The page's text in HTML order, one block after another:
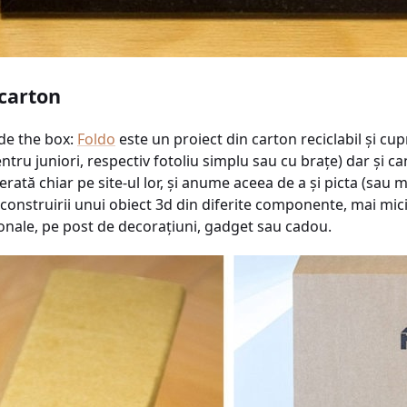
the box: Foldo este un proiect din carton reciclabil şi
juniori, respectiv fotoliu simplu sau cu braţe) dar şi
chiar pe site-ul lor, şi anume aceea de a şi picta (sau
unui obiect 3d din diferite componente, mai
pe post de decoraţiuni, gadget sau cadou.